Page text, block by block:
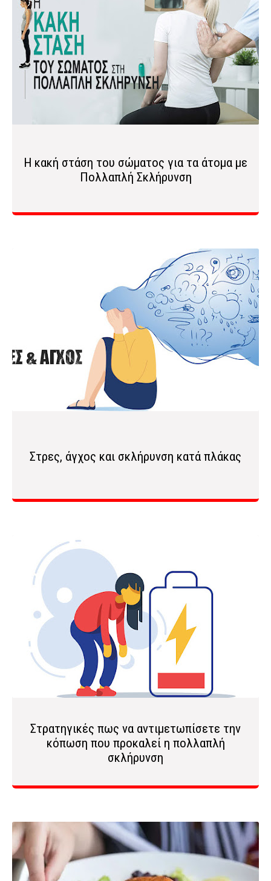
Η κακή στάση του σώματος για τα άτομα με
Πολλαπλή Σκλήρυνση
Στρες, άγχος και σκλήρυνση κατά πλάκας
Στρατηγικές πως να αντιμετωπίσετε την
κόπωση που προκαλεί η πολλαπλή
σκλήρυνση